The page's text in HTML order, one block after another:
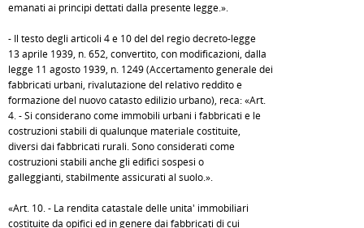
emanati ai principi dettati dalla presente legge.».
- Il testo degli articoli 4 e 10 del del regio decreto-legge
13 aprile 1939, n. 652, convertito, con modificazioni, dalla
legge 11 agosto 1939, n. 1249 (Accertamento generale dei
fabbricati urbani, rivalutazione del relativo reddito e
formazione del nuovo catasto edilizio urbano), reca: «Art.
4. - Si considerano come immobili urbani i fabbricati e le
costruzioni stabili di qualunque materiale costituite,
diversi dai fabbricati rurali. Sono considerati come
costruzioni stabili anche gli edifici sospesi o
galleggianti, stabilmente assicurati al suolo.».
«Art. 10. - La rendita catastale delle unita' immobiliari
costituite da opifici ed in genere dai fabbricati di cui